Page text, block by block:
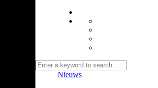
Nieuws